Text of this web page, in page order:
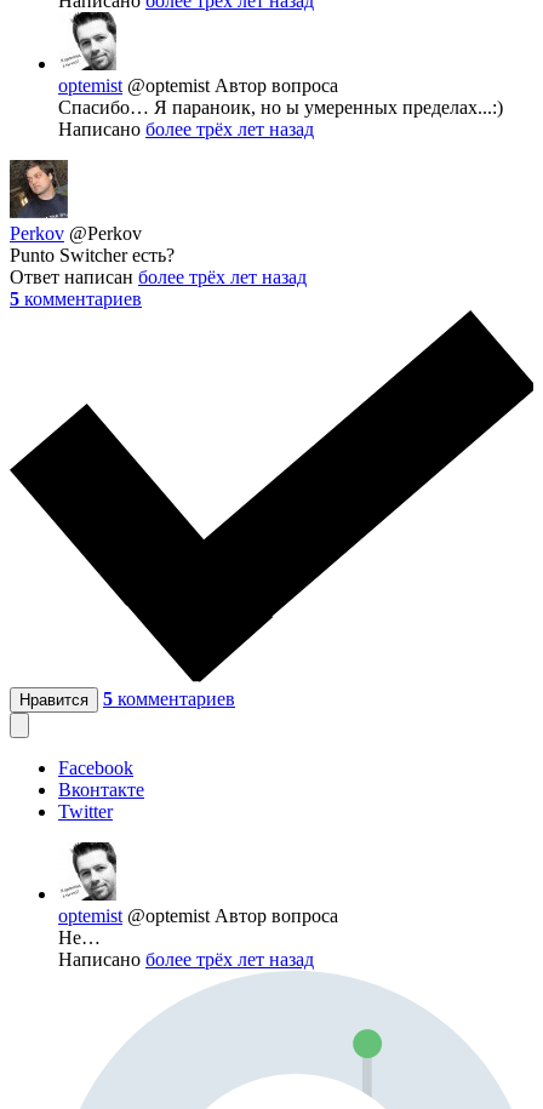
optemist @optemist Автор вопроса
Спасибо… Я параноик, но ы умеренных пределах...:)
Написано более трёх лет назад
Perkov @Perkov
Punto Switcher есть?
Ответ написан более трёх лет назад
5 комментариев
Нравится 5 комментариев
Facebook
Вконтакте
Twitter
optemist @optemistАвтор вопроса
Не…
Написано более трёх лет назад